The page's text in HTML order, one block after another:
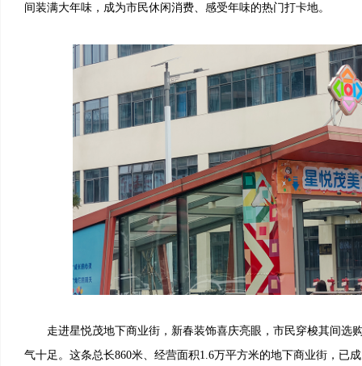
间装满大年味，成为市民休闲消费、感受年味的热门打卡地。
走进星悦茂地下商业街，新春装饰喜庆亮眼，市民穿梭其间选
气十足。这条总长860米、经营面积1.6万平方米的地下商业街，已